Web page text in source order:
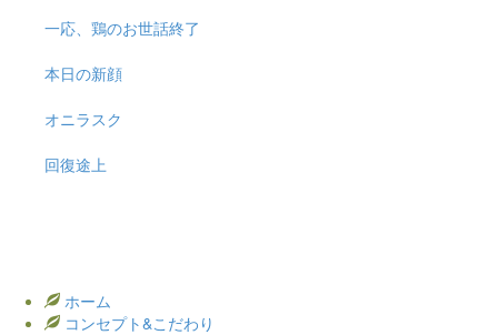
一応、鶏のお世話終了
本日の新顔
オニラスク
回復途上
ホーム
コンセプト&こだわり